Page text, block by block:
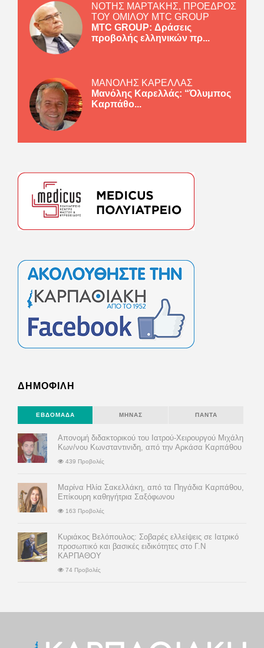
ΝΟΤΗΣ ΜΑΡΤΑΚΗΣ, ΠΡΟΕΔΡΟΣ
ΤΟΥ ΟΜΙΛΟΥ MTC GROUP
MTC GROUP: Δράσεις
προβολής ελληνικών πρ...
ΜΑΝΟΛΗΣ ΚΑΡΕΛΛΑΣ
Μανόλης Καρελλάς: “Όλυμπος
Καρπάθο...
ΔΗΜΟΦΙΛΗ
ΕΒΔΟΜΆΔΑ ΜΉΝΑΣ ΠΆΝΤΑ
Απονομή διδακτορικού του Ιατρού-Χειρουργού Μιχάλη
Κων/νου Κωνσταντινιδη, από την Αρκάσα Καρπάθου
439 Προβολές
Μαρίνα Ηλία Σακελλάκη, από τα Πηγάδια Καρπάθου,
Επίκουρη καθηγήτρια Σαξόφωνου
163 Προβολές
Κυριάκος Βελόπουλος: Σοβαρές ελλείψεις σε Ιατρικό
προσωπικό και βασικές ειδικότητες στο Γ.Ν
ΚΑΡΠΑΘΟΥ
74 Προβολές